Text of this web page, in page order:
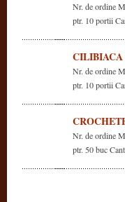
Nr. de ordine
ptr. 10 portii
CILIBIACA
Nr. de ordine
ptr. 10 portii
Nr. de ordine
ptr. 50 buc